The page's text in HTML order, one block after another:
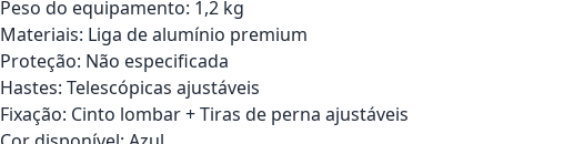
Peso do equipamento: 1,2 kg
Materiais: Liga de alumínio premium
Proteção: Não especificada
Hastes: Telescópicas ajustáveis
Fixação: Cinto lombar + Tiras de perna ajustáveis